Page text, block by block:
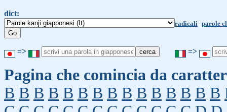
dict:
radicali parole
=> =>
Pagina che comincia da
B B B B B B B B B B B B B B B